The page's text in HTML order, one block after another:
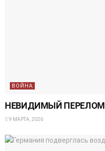
ВОЙНА
НЕВИДИМЫЙ ПЕРЕЛОМ
9 МАРТА, 2026